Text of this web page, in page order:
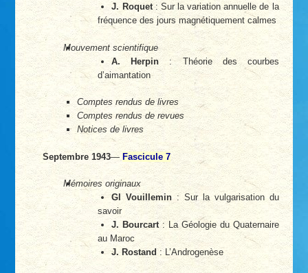
J. Roquet: Sur la variation annuelle de la
fréquence des jours magnétiquement calmes
Mouvement scientifique
A. Herpin: Théorie des courbes
d’aimantation
Comptes rendus de livres
Comptes rendus de revues
Notices de livres
Septembre 1943—Fascicule 7
Mémoires originaux
Gl Vouillemin: Sur la vulgarisation du
savoir
J. Bourcart: La Géologie du Quaternaire
au Maroc
J. Rostand: L’Androgenèse